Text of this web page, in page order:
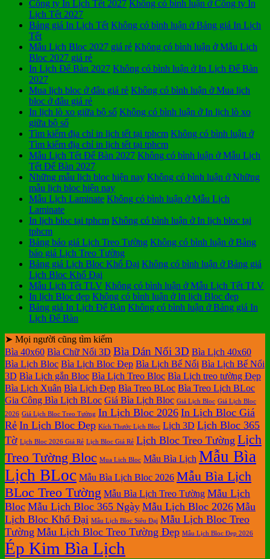
Công ty In Lịch Tết 2027 Không có bình luận ở Công ty In
Lịch Tết 2027
Bảng giá In Lịch Tết Không có bình luận ở Bảng giá In Lịch
Tết
Mẫu Lịch Bloc 2027 giá rẻ Không có bình luận ở Mẫu Lịch
Bloc 2027 giá rẻ
In Lịch Để Bàn 2027 Không có bình luận ở In Lịch Để Bàn
2027
Mua lịch bloc ở đâu giá rẻ Không có bình luận ở Mua lịch
bloc ở đâu giá rẻ
In lịch lò xo giữa bộ số Không có bình luận ở In lịch lò xo
giữa bộ số
Tìm kiếm địa chỉ in lịch tết tại tphcm Không có bình luận ở
Tìm kiếm địa chỉ in lịch tết tại tphcm
Mẫu Lịch Tết Để Bàn 2027 Không có bình luận ở Mẫu Lịch
Tết Để Bàn 2027
Những mẫu lịch bloc hiện nay Không có bình luận ở Những
mẫu lịch bloc hiện nay
Mẫu Lịch Laminate Không có bình luận ở Mẫu Lịch
Laminate
In lịch bloc tại tphcm Không có bình luận ở In lịch bloc tại
tphcm
Bảng báo giá Lịch Treo Tường Không có bình luận ở Bảng
báo giá Lịch Treo Tường
Bảng giá Lịch Bloc Khổ Đại Không có bình luận ở Bảng giá
Lịch Bloc Khổ Đại
Mẫu Lịch Tết TLV Không có bình luận ở Mẫu Lịch Tết TLV
In lịch Bloc đẹp Không có bình luận ở In lịch Bloc đẹp
Bảng giá In Lịch Để Bàn Không có bình luận ở Bảng giá In
Lịch Để Bàn
➤ Mọi người cũng tìm kiếm
Bìa 40x60 Bìa Chữ Nổi 3D Bìa Dán Nổi 3D Bìa Lịch 40x60
Bìa Lịch Bloc Bìa Lịch Bloc Đẹp Bìa Lịch Bế Nổi Bìa Lịch Bế Nổi
3D Bìa Lịch gắn Bloc Bìa Lịch Treo Bloc Bìa Lịch treo tường Đẹp
Bìa Lịch Xuân Bìa Lịch Đẹp Bìa Treo BLoc Bìa Treo Lịch BLoc
Gia Công Bìa Lịch BLoc Giá Bìa Lịch Bloc Giá Lịch Bloc Giá Lịch Bloc
2026 Giá Lịch Bloc Treo Tường In Lịch Bloc 2026 In Lịch Bloc Giá
Rẻ In Lịch Bloc Đẹp Kích Thước Lịch Bloc Lịch 3D Lịch Bloc 365
Tờ Lịch Bloc 2026 Giá Rẻ Lịch Bloc Giá Rẻ Lịch Bloc Treo Tường Lịch
Treo Tường Bloc Mua Lich Bloc Mẫu Bìa Lịch Mẫu Bìa
Lịch BLoc Mẫu Bìa Lịch Bloc 2026 Mẫu Bìa Lịch
BLoc Treo Tường Mẫu Bìa Lịch Treo Tường Mẫu Lịch
Bloc Mẫu Lịch Bloc 365 Ngày Mẫu Lịch Bloc 2026 Mẫu
Lịch Bloc Khổ Đại Mẫu Lịch Bloc Siêu Đại Mẫu Lịch Bloc Treo
Tường Mẫu Lịch Bloc Treo Tường Đẹp Mẫu Lịch Bloc Đẹp 2026
Ép Kim Bìa Lịch